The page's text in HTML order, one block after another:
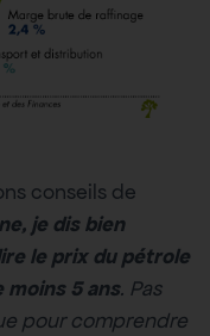
conseils de
je dis bien
le prix du pétrole
moins 5 ans. Pas
pour comprendre